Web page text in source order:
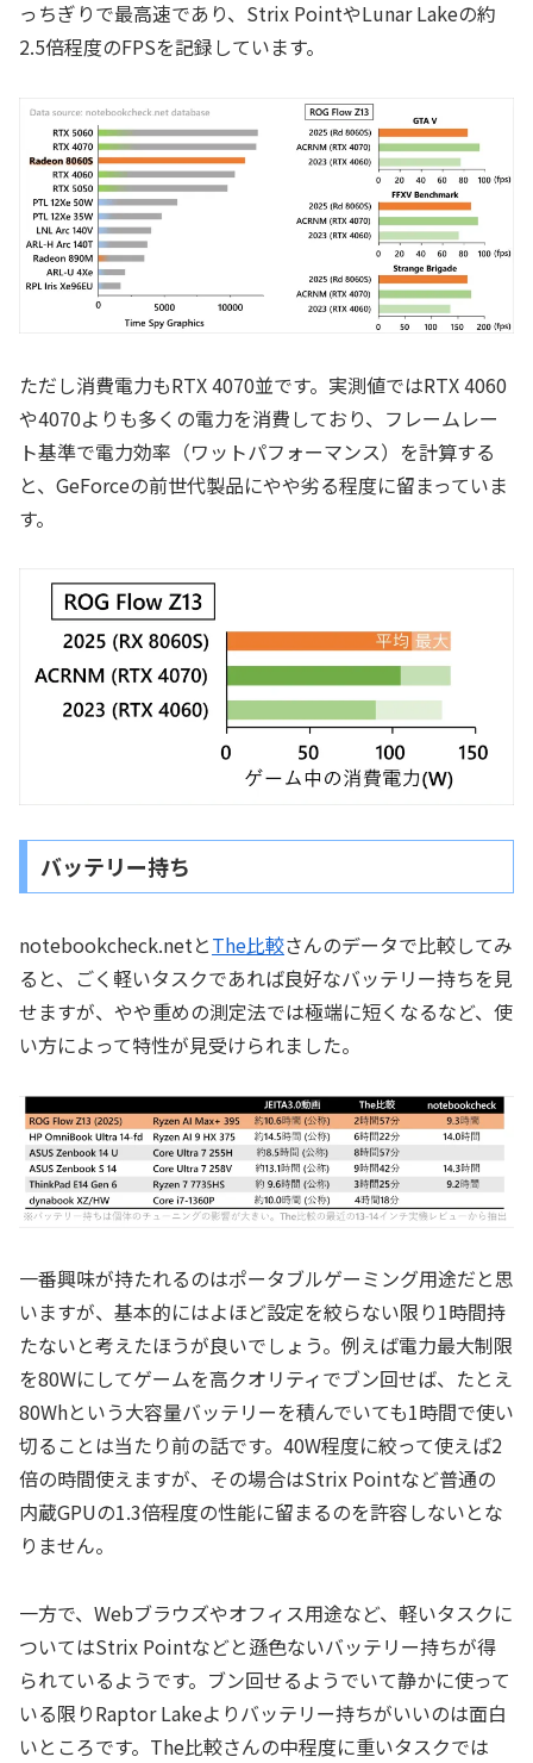
っちぎりで最高速であり、Strix PointやLunar Lakeの約
2.5倍程度のFPSを記録しています。
ただし消費電力もRTX 4070並です。実測値ではRTX 4060
や4070よりも多くの電力を消費しており、フレームレー
ト基準で電力効率（ワットパフォーマンス）を計算する
と、GeForceの前世代製品にやや劣る程度に留まっていま
す。
バッテリー持ち
notebookcheck.netとThe比較さんのデータで比較してみ
ると、ごく軽いタスクであれば良好なバッテリー持ちを見
せますが、やや重めの測定法では極端に短くなるなど、使
い方によって特性が見受けられました。
一番興味が持たれるのはポータブルゲーミング用途だと思
いますが、基本的にはよほど設定を絞らない限り1時間持
たないと考えたほうが良いでしょう。例えば電力最大制限
を80Wにしてゲームを高クオリティでブン回せば、たとえ
80Whという大容量バッテリーを積んでいても1時間で使い
切ることは当たり前の話です。40W程度に絞って使えば2
倍の時間使えますが、その場合はStrix Pointなど普通の
内蔵GPUの1.3倍程度の性能に留まるのを許容しないとな
りません。
一方で、Webブラウズやオフィス用途など、軽いタスクに
ついてはStrix Pointなどと遜色ないバッテリー持ちが得
られているようです。ブン回せるようでいて静かに使って
いる限りRaptor Lakeよりバッテリー持ちがいいのは面白
いところです。The比較さんの中程度に重いタスクでは